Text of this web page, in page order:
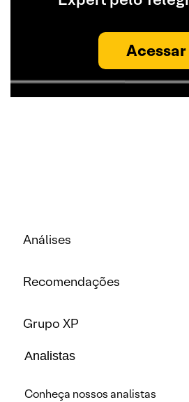
Acessar
Análises
Recomendações
Grupo XP
Analistas
Conheça nossos analistas